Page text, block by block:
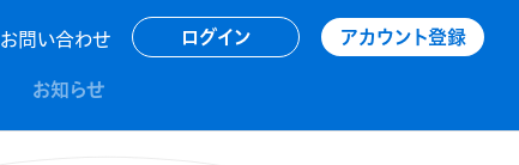
お問い合わせ ログイン アカウント登録
お知らせ